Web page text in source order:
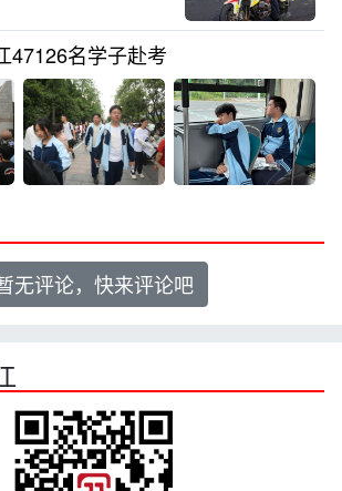
47126名学子赴考
无评论，快来评论吧